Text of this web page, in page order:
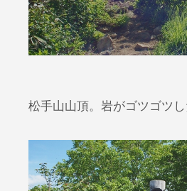
松手山山頂。岩がゴツゴツし